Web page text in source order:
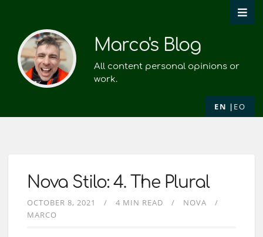
Marco's Blog
All content personal opinions or
work.
EN EO
Nova Stilo: 4. The Plural
OCTOBER 8, 2021 4 MIN READ
NOVA
MARCO